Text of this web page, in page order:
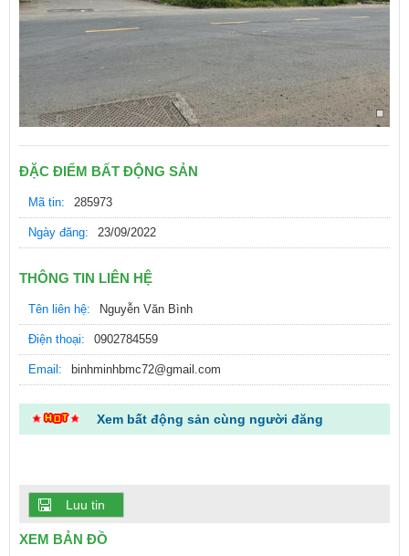
ĐẶC ĐIỂM BẤT ĐỘNG SẢN
Mã tin: 285973
Ngày đăng: 23/09/2022
THÔNG TIN LIÊN HỆ
Tên liên hệ: Nguyễn Văn Bình
Điện thoại: 0902784559
Email: binhminhbmc72@gmail.com
Xem bất động sản cùng người đăng
Luu tin
XEM BẢN ĐỒ